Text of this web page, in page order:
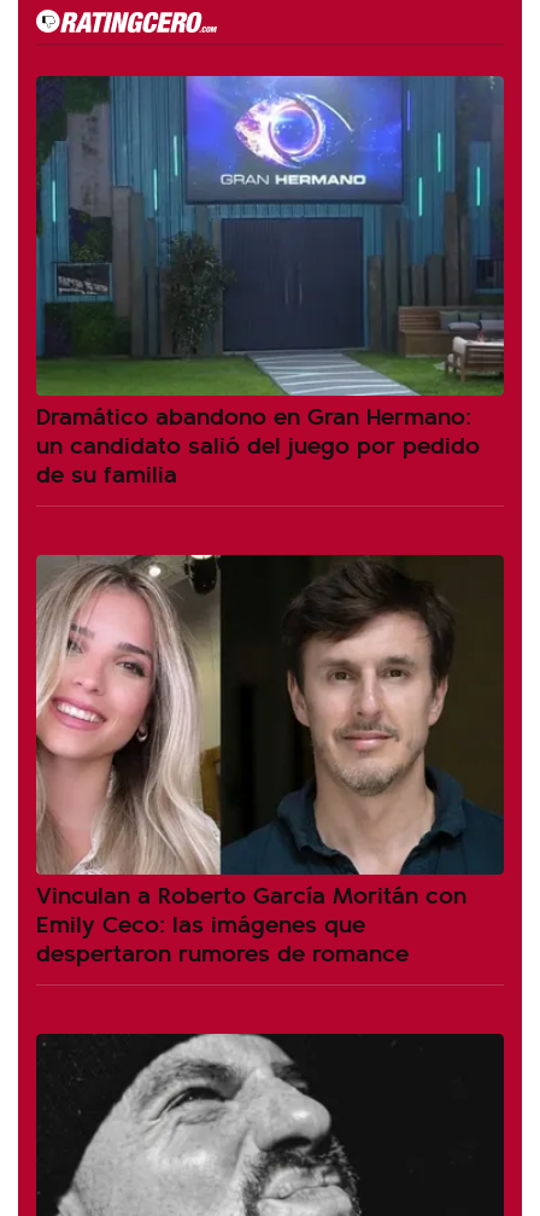
Dramático abandono en Gran Hermano:
un candidato salió del juego por pedido
de su familia
Vinculan a Roberto García Moritán con
Emily Ceco: las imágenes que
despertaron rumores de romance